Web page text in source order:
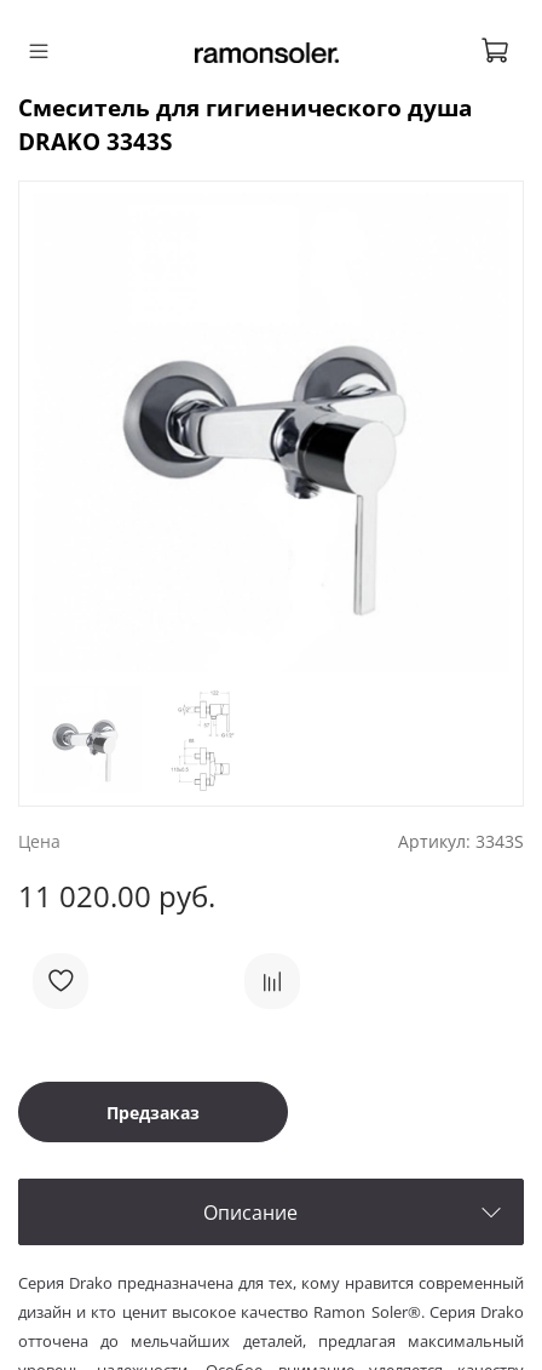
Цена Артикул: 3343S
Смеситель для гигиенического душа
DRAKO 3343S
11 020.00 руб.
Предзаказ
Описание
Серия Drako предназначена для тех, кому нравится современный
дизайн и кто ценит высокое качество Ramon Soler®. Серия Drako
отточена до мельчайших деталей, предлагая максимальный